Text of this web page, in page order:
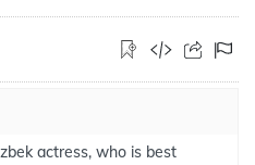
actress, who is best